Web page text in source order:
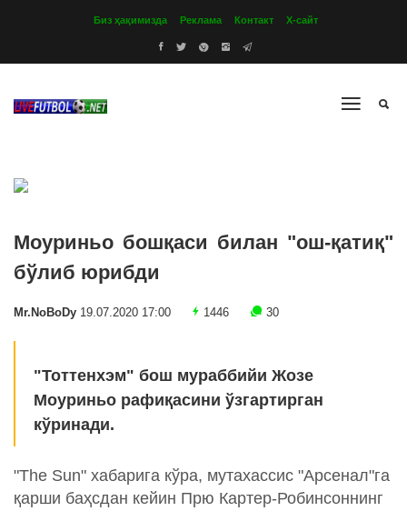
Биз ҳақимизда Реклама Контакт Х-сайт
Моуриньо бошқаси билан "ош-қатиқ"
бўлиб юрибди
Mr.NoBoDy 19.07.2020 17:00 1446 30
"Тоттенхэм" бош мураббийи Жозе
Моуриньо рафиқасини ўзгартирган
кўринади.
"The Sun" хабарига кўра, мутахассис "Арсенал"га
қарши баҳсдан кейин Прю Картер-Робинсоннинг